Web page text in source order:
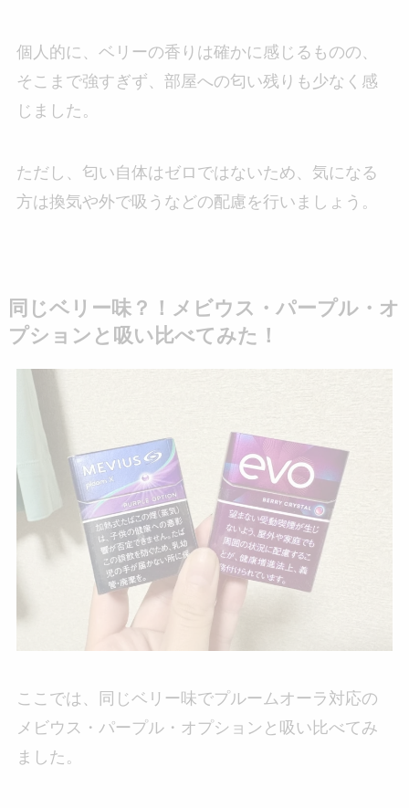
個人的に、ベリーの香りは確かに感じるものの、
そこまで強すぎず、部屋への匂い残りも少なく感
じました。
ただし、匂い自体はゼロではないため、気になる
方は換気や外で吸うなどの配慮を行いましょう。
同じベリー味？！メビウス・パープル・オ
プションと吸い比べてみた！
ここでは、同じベリー味でプルームオーラ対応の
メビウス・パープル・オプションと吸い比べてみ
ました。